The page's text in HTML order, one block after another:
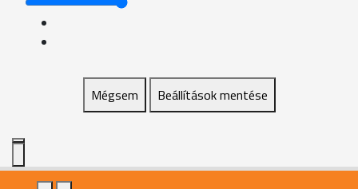
Mégsem Beállítások mentése